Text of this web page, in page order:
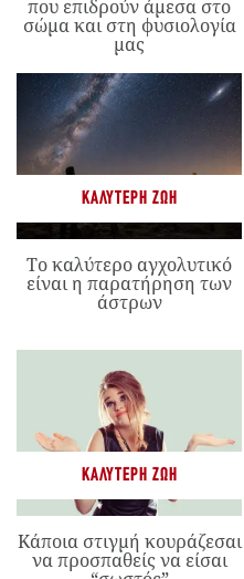
που επιδρούν άμεσα στο
σώμα και στη φυσιολογία
μας
ΚΑΛΎΤΕΡΗ ΖΩΉ
Το καλύτερο αγχολυτικό
είναι η παρατήρηση των
άστρων
ΚΑΛΎΤΕΡΗ ΖΩΉ
Κάποια στιγμή κουράζεσαι
να προσπαθείς να είσαι